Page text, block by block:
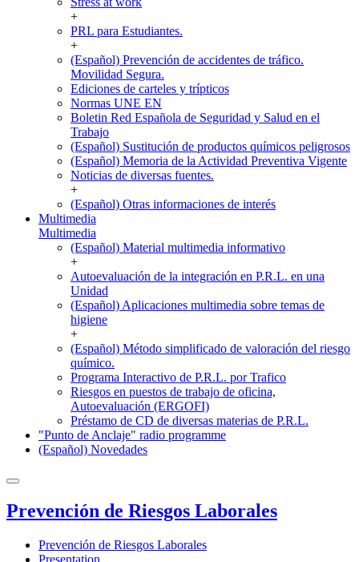
+
PRL para Estudiantes.
+
(Español) Prevención de accidentes de tráfico.
Movilidad Segura.
Ediciones de carteles y trípticos
Normas UNE EN
Boletin Red Española de Seguridad y Salud en el
Trabajo
(Español) Sustitución de productos químicos peligrosos
(Español) Memoria de la Actividad Preventiva Vigente
Noticias de diversas fuentes.
+
(Español) Otras informaciones de interés
Multimedia
Multimedia
(Español) Material multimedia informativo
+
Autoevaluación de la integración en P.R.L. en una
Unidad
(Español) Aplicaciones multimedia sobre temas de
higiene
+
(Español) Método simplificado de valoración del riesgo
químico.
Programa Interactivo de P.R.L. por Trafico
Riesgos en puestos de trabajo de oficina,
Autoevaluación (ERGOFI)
Préstamo de CD de diversas materias de P.R.L.
"Punto de Anclaje" radio programme
(Español) Novedades
Prevención de Riesgos Laborales
Prevención de Riesgos Laborales
Presentation